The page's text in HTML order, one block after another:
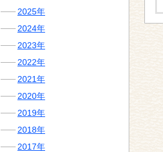
2025年
2024年
2023年
2022年
2021年
2020年
2019年
2018年
2017年